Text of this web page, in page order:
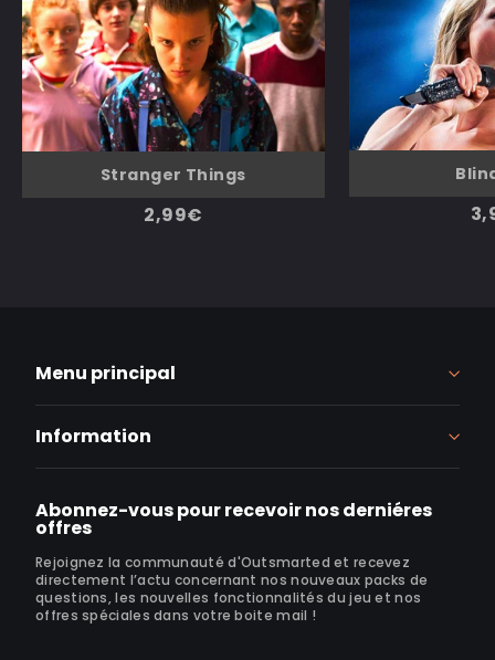
Stranger Things
2,99€
Menu principal
Information
Abonnez-vous pour recevoir nos derniéres
offres
Rejoignez la communauté d'Outsmarted et recevez
directement l’actu concernant nos nouveaux packs de
questions, les nouvelles fonctionnalités du jeu et nos
offres spéciales dans votre boite mail !